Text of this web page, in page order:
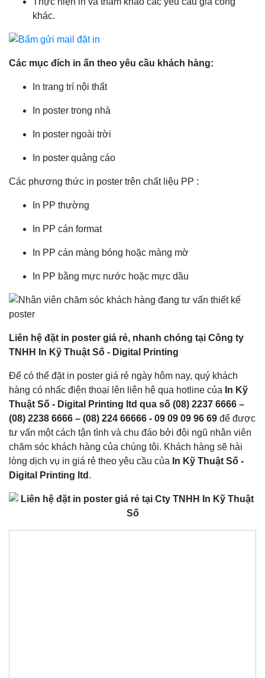
khác.
Các mục đích in ấn theo yêu cầu khách hàng:
In trang trí nội thất
In poster trong nhà
In poster ngoài trời
In poster quảng cáo
Các phương thức in poster trên chất liệu PP :
In PP thường
In PP cán format
In PP cán màng bóng hoặc màng mờ
In PP bằng mực nước hoặc mực dầu
Liên hệ đặt in poster giá rẻ, nhanh chóng tại Công ty
TNHH In Kỹ Thuật Số - Digital Printing
Để có thể đặt in poster giá rẻ ngày hôm nay, quý khách
hàng có nhấc điện thoại lên liên hệ qua hotline của In Kỹ
Thuật Số - Digital Printing ltd qua số (08) 2237 6666 –
(08) 2238 6666 – (08) 224 66666 - 09 09 09 96 69 để được
tư vấn một cách tận tình và chu đáo bởi đội ngũ nhân viên
chăm sóc khách hàng của chúng tôi. Khách hàng sẽ hài
lòng dịch vụ in giá rẻ theo yêu cầu của In Kỹ Thuật Số -
Digital Printing ltd .